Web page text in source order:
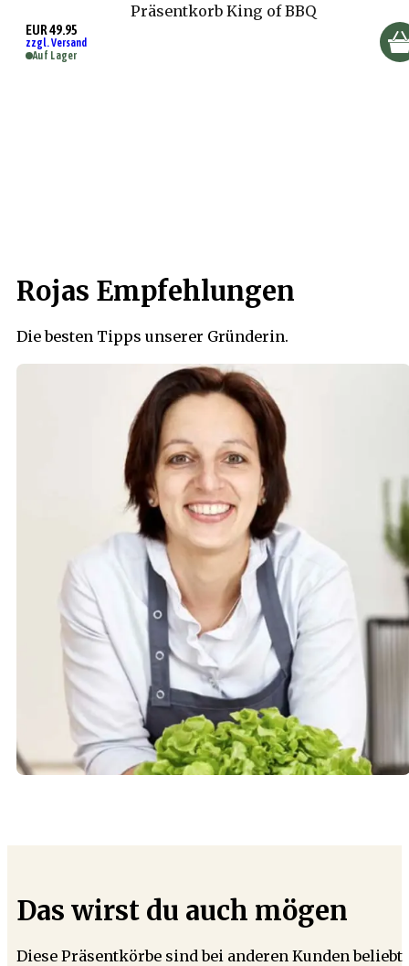
Präsentkorb King of BBQ
EUR 49.95
zzgl. Versand
Auf Lager
Rojas Empfehlungen
Die besten Tipps unserer Gründerin.
Das wirst du auch mögen
Diese Präsentkörbe sind bei anderen Kunden beliebt